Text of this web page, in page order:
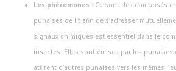
Les phéromones : Ce sont des composés
punaises de lit afin de s’adresser
signaux chimiques est essentiel dans le
insectes. Elles sont émises par les punaises
attirent d’autres punaises vers les mêmes